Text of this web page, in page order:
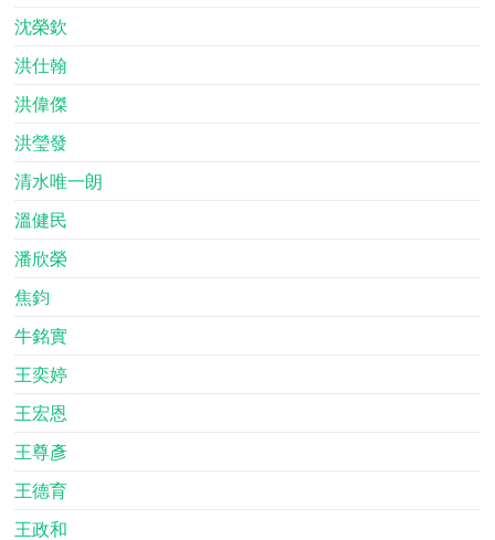
沈榮欽
洪仕翰
洪偉傑
洪瑩發
清水唯一朗
溫健民
潘欣榮
焦鈞
牛銘實
王奕婷
王宏恩
王尊彥
王德育
王政和